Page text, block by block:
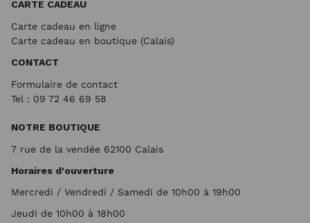
CARTE CADEAU
Carte cadeau en ligne
Carte cadeau en boutique (Calais)
CONTACT
Formulaire de contact
Tel : 09 72 46 69 58
NOTRE BOUTIQUE
7 rue de la vendée 62100 Calais
Horaires d'ouverture
Mercredi / Vendredi / Samedi de 10h00 à 19h00
Jeudi de 10h00 à 18h00